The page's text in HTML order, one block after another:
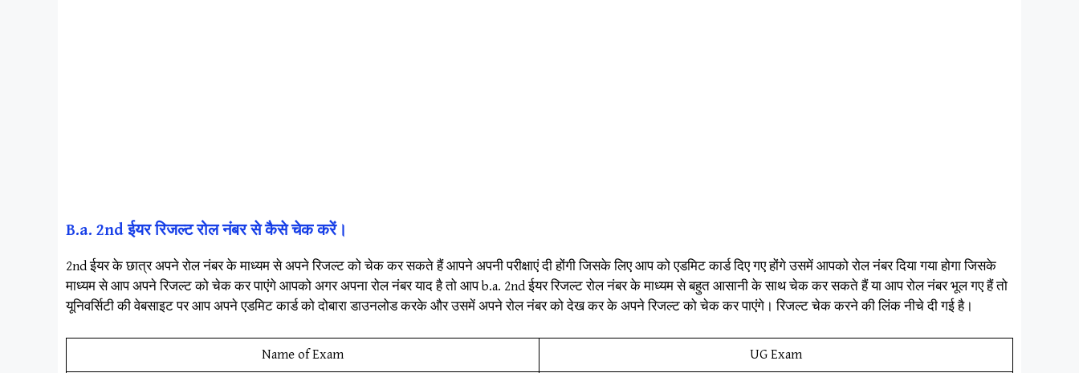
B.a. 2nd ईयर रिजल्ट रोल नंबर से कैसे चेक करें।
2nd ईयर के छात्र अपने रोल नंबर के माध्यम से अपने रिजल्ट को चेक कर सकते हैं आपने अपनी परीक्षाएं दी होंगी जिसके लिए आप को एडमिट कार्ड दिए गए होंगे उसमें आपको रोल नंबर दिया गया होगा जिसके
माध्यम से आप अपने रिजल्ट को चेक कर पाएंगे आपको अगर अपना रोल नंबर याद है तो आप b.a. 2nd ईयर रिजल्ट रोल नंबर के माध्यम से बहुत आसानी के साथ चेक कर सकते हैं या आप रोल नंबर भूल गए हैं तो
यूनिवर्सिटी की वेबसाइट पर आप अपने एडमिट कार्ड को दोबारा डाउनलोड करके और उसमें अपने रोल नंबर को देख कर के अपने रिजल्ट को चेक कर पाएंगे। रिजल्ट चेक करने की लिंक नीचे दी गई है।
Name of Exam UG Exam